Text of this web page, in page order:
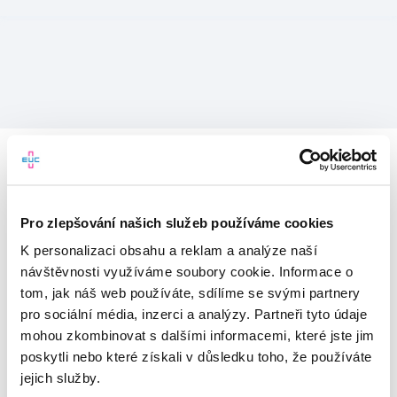
Pro zlepšování našich služeb používáme cookies
K personalizaci obsahu a reklam a analýze naší
návštěvnosti využíváme soubory cookie. Informace o
tom, jak náš web používáte, sdílíme se svými partnery
pro sociální média, inzerci a analýzy. Partneři tyto údaje
mohou zkombinovat s dalšími informacemi, které jste jim
poskytli nebo které získali v důsledku toho, že používáte
jejich služby.
Vítejte v mojeEUC